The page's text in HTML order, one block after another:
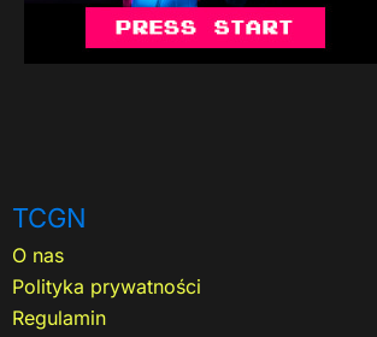
TCGN
O nas
Polityka prywatności
Regulamin